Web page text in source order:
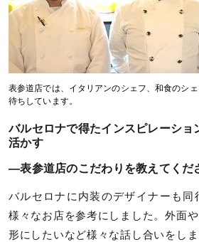
表参道店では、イタリアンのシェフ、和食のシ
待ちしています。
バルセロナで得たインスピレーショ
活かす
—表参道店のこだわりを教えてくだ
バルセロナに内装のデザイナーも同
様々なお店を参考にしました。外面
形にしたいなど様々な話し合いをし